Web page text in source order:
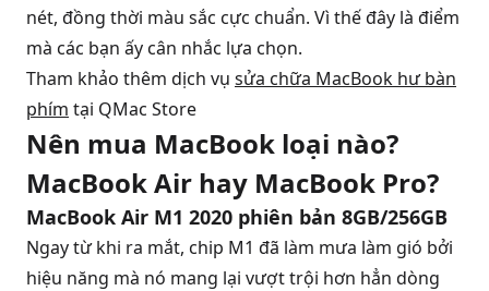
nét, đồng thời màu sắc cực chuẩn. Vì thế đây là điểm
mà các bạn ấy cân nhắc lựa chọn.
Tham khảo thêm dịch vụ sửa chữa MacBook hư bàn
phím tại QMac Store
Nên mua MacBook loại nào?
MacBook Air hay MacBook Pro?
MacBook Air M1 2020 phiên bản 8GB/256GB
Ngay từ khi ra mắt, chip M1 đã làm mưa làm gió bởi
hiệu năng mà nó mang lại vượt trội hơn hẳn dòng